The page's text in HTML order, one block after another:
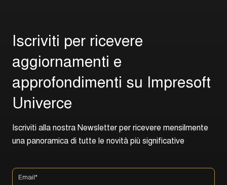
Iscriviti per ricevere
aggiornamenti e
approfondimenti su Impresoft
Univerce
scriviti a a nostra News etter per ricevere mensimente
una panoramica di tutte e novità più significative
Email*